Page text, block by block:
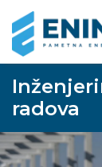
radova